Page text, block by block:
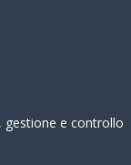
gestione e controllo